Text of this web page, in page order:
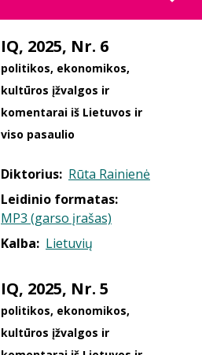
IQ, 2025, Nr. 6
politikos, ekonomikos,
kultūros įžvalgos ir
komentarai iš Lietuvos ir
viso pasaulio
Diktorius: Rūta Rainienė
Leidinio formatas:
MP3 (garso įrašas)
Kalba: Lietuvių
IQ, 2025, Nr. 5
politikos, ekonomikos,
kultūros įžvalgos ir